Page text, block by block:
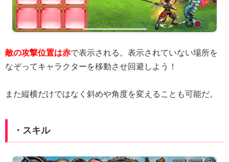
敵の攻撃位置は赤で表示される。表示されていない場所を
なぞってキャラクターを移動させ回避しよう！
また縦横だけではなく斜めや角度を変えることも可能だ。
・スキル